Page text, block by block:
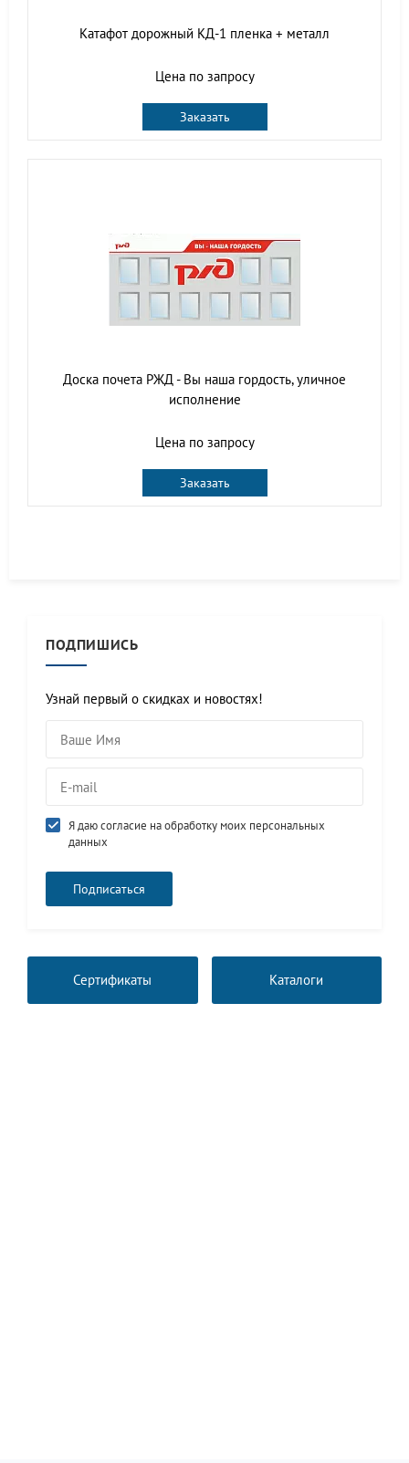
ПОДПИШИСЬ
Узнай первый о скидках и новостях!
Я даю согласие на обработку моих персональных
данных
Сертификаты Каталоги
Катафот дорожный КД-1 пленка + металл
Цена по запросу
Заказать
Доска почета РЖД - Вы наша гордость, уличное
исполнение
Цена по запросу
Заказать